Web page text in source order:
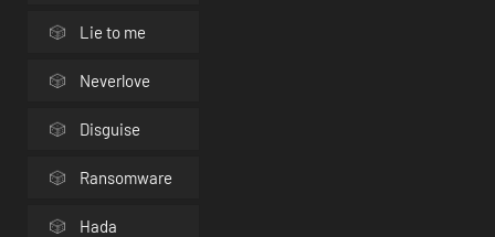
Lie to me
Neverlove
Disguise
Ransomware
Hada